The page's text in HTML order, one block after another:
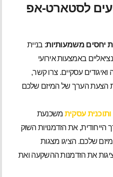
לסטארט-אפ
יחסים משמעותיות: בניית
באמצעות אירועי
ואיגודים עסקיים. צרו קשר,
את הצעת הערך של המיזם שלכם
ותוכנית עסקית משכנעת
את הזדמנויות השוק
שלכם. הציגו מצגות
את הזדמנות ההשקעה ואת